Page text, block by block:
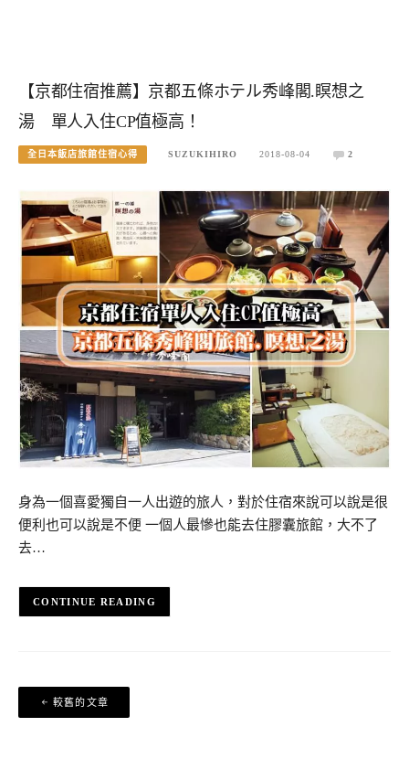
【京都住宿推薦】京都五條ホテル秀峰閣.瞑想之
湯 單人入住CP值極高！
全日本飯店旅館住宿心得 SUZUKIHIRO 2018-08-04 2
身為一個喜愛獨自一人出遊的旅人，對於住宿來說可以說是很
便利也可以說是不便 一個人最慘也能去住膠囊旅館，大不了
去…
CONTINUE READING
文
章
較舊的文章